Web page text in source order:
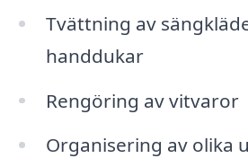
Tvättning av
handdukar
Rengöring av vitvaror
Organisering av olika